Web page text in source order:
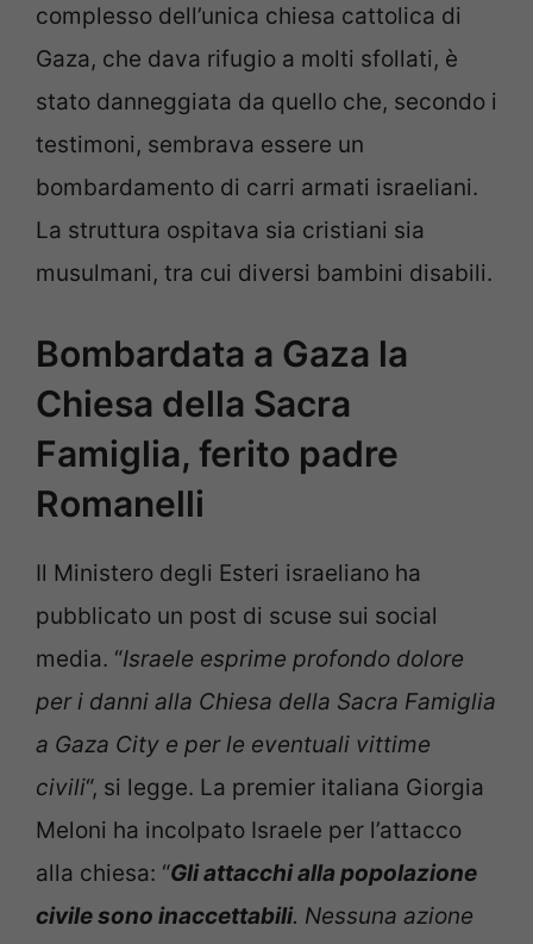
complesso dell’unica chiesa cattolica di
Gaza, che dava rifugio a molti sfollati, è
stato danneggiata da quello che, secondo i
testimoni, sembrava essere un
bombardamento di carri armati israeliani.
La struttura ospitava sia cristiani sia
musulmani, tra cui diversi bambini disabili.
Bombardata a Gaza la
Chiesa della Sacra
Famiglia, ferito padre
Romanelli
Il Ministero degli Esteri israeliano ha
pubblicato un post di scuse sui social
media. “Israele esprime profondo dolore
per i danni alla Chiesa della Sacra Famiglia
a Gaza City e per le eventuali vittime
civili“, si legge. La premier italiana Giorgia
Meloni ha incolpato Israele per l’attacco
alla chiesa: “Gli attacchi alla popolazione
civile sono inaccettabili. Nessuna azione